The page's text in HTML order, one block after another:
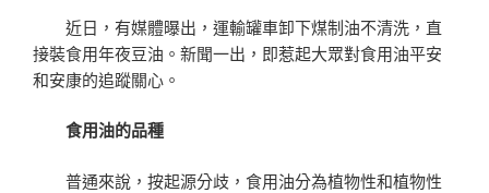
近日，有媒體曝出，運輸罐車卸下煤制油不清洗，直
接裝食用年夜豆油。新聞一出，即惹起大眾對食用油平安
和安康的追蹤關心。
食用油的品種
普通來說，按起源分歧，食用油分為植物性和植物性